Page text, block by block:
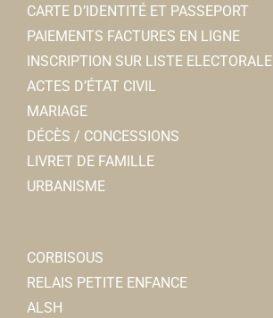
CARTE D’IDENTITÉ ET PASSEPORT
PAIEMENTS FACTURES EN LIGNE
INSCRIPTION SUR LISTE ELECTORALE
ACTES D’ÉTAT CIVIL
MARIAGE
DÉCÈS / CONCESSIONS
LIVRET DE FAMILLE
URBANISME
CORBISOUS
RELAIS PETITE ENFANCE
ALSH